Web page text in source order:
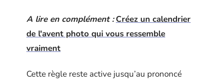
A lire en complément : Créez un calendrier
de l'avent photo qui vous ressemble
vraiment
Cette règle reste active jusqu’au prononcé